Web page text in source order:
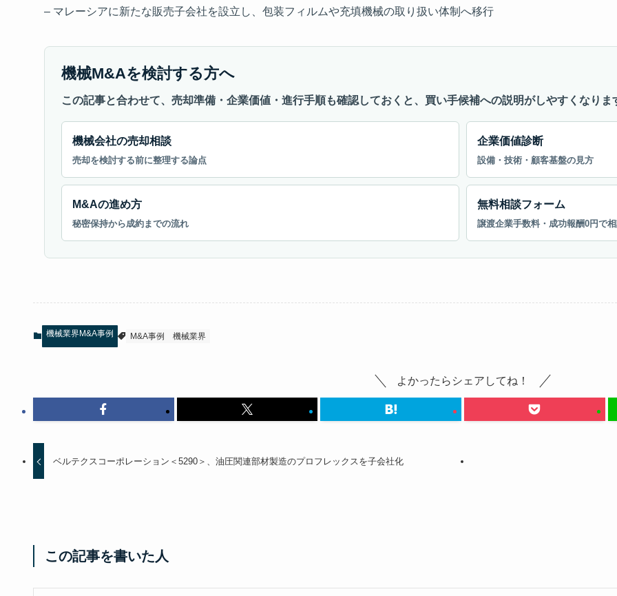
– マレーシアに新たな販売子会社を設立し、包装フィルムや充填機械の取り扱い体制へ移行
機械M&Aを検討する方へ
この記事と合わせて、売却準備・企業価値・進行手順も確認しておくと、買い手候補への説明がしやすくなりま
機械会社の売却相談
売却を検討する前に整理する論点
企業価値診断
設備・技術・顧客基盤の見方
M&Aの進め方
秘密保持から成約までの流れ
無料相談フォーム
譲渡企業手数料・成功報酬0円で
機械業界M&A事例 M&A事例 機械業界
よかったらシェアしてね！
ベルテクスコーポレーション＜5290＞、油圧関連部材製造のプロフレックスを子会社化
この記事を書いた人